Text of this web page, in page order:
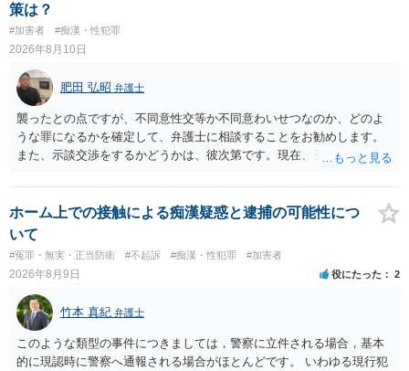
策は？
#加害者 #痴漢・性犯罪
2026年8月10日
肥田 弘昭 弁護士
襲ったとの点ですが、不同意性交等か不同意わいせつなのか、どのよ
うな罪になるかを確定して、弁護士に相談することをお勧めします。
また、示談交渉をするかどうかは、彼次第です。現在、否認している
を前提に捜査機関に対する弁護活動を弁護人を選任してすべきかと思
います。ご参考にしてください。
ホーム上での接触による痴漢疑惑と逮捕の可能性につ
いて
#冤罪・無実・正当防衛 #不起訴 #痴漢・性犯罪 #加害者
2026年8月9日 役にたった 2
竹本 真紀 弁護士
このような類型の事件につきましては，警察に立件される場合，基本
的に現認時に警察へ通報される場合がほとんどです。 いわゆる現行犯